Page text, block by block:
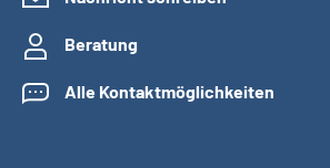
Beratung
Alle Kontaktmöglichkeiten